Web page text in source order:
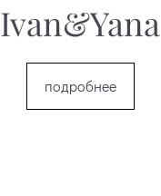
Ivan&Yana
подробнее